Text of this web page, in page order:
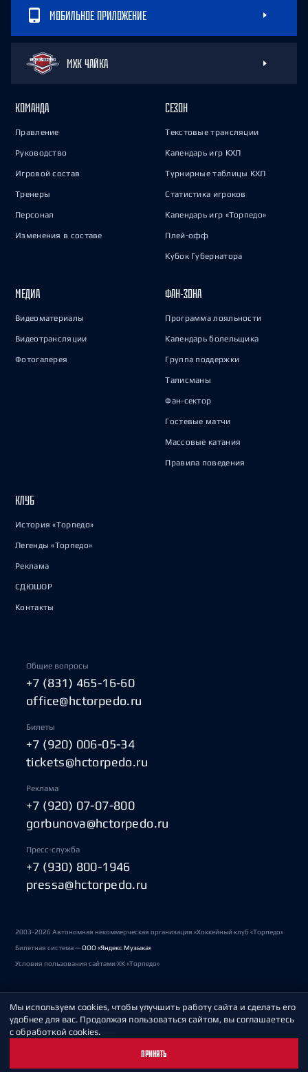
МОБИЛЬНОЕ ПРИЛОЖЕНИЕ
МХК ЧАЙКА
КОМАНДА
Правление
Руководство
Игровой состав
Тренеры
Персонал
Изменения в составе
СЕЗОН
Текстовые трансляции
Календарь игр КХЛ
Турнирные таблицы КХЛ
Статистика игроков
Календарь игр «Торпедо»
Плей-офф
Кубок Губернатора
МЕДИА
Видеоматериалы
Видеотрансляции
Фотогалерея
ФАН-ЗОНА
Программа лояльности
Календарь болельщика
Группа поддержки
Талисманы
Фан-сектор
Гостевые матчи
Массовые катания
Правила поведения
КЛУБ
История «Торпедо»
Легенды «Торпедо»
Реклама
СДЮШОР
Контакты
Общие вопросы
+7 (831) 465-16-60
office@hctorpedo.ru
Билеты
+7 (920) 006-05-34
tickets@hctorpedo.ru
Реклама
+7 (920) 07-07-800
gorbunova@hctorpedo.ru
Пресс-служба
+7 (930) 800-1946
pressa@hctorpedo.ru
2003-2026 Автономная некоммерческая организация «Хоккейный клуб «Торпедо»
Билетная система —ООО «Яндекс Музыка»
Условия пользования сайтами ХК «Торпедо»
Политика обработки персональных данных
Пользовательское соглашение
Мы используем cookies, чтобы улучшить работу сайта и сделать его
удобнее для вас. Продолжая пользоваться сайтом, вы соглашаетесь
с обработкой cookies.
ПРИНЯТЬ